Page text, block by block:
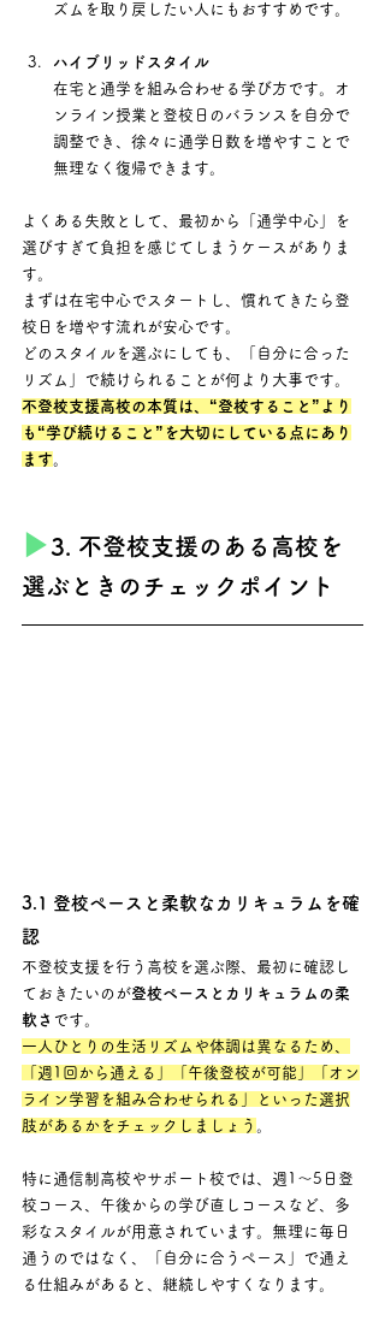
ズムを取り戻したい人にもおすすめです。
ハイブリッドスタイル
在宅と通学を組み合わせる学び方です。オ
ンライン授業と登校日のバランスを自分で
調整でき、徐々に通学日数を増やすことで
無理なく復帰できます。
よくある失敗として、最初から「通学中心」を
選びすぎて負担を感じてしまうケースがありま
す。
まずは在宅中心でスタートし、慣れてきたら登
校日を増やす流れが安心です。
どのスタイルを選ぶにしても、「自分に合った
リズム」で続けられることが何より大事です。
不登校支援高校の本質は、“登校すること”より
も“学び続けること”を大切にしている点にあり
ます。
▶︎ 3. 不登校支援のある高校を
選ぶときのチェックポイント
3.1 登校ペースと柔軟なカリキュラムを確
認
不登校支援を行う高校を選ぶ際、最初に確認し
ておきたいのが登校ペースとカリキュラムの柔
軟さ です。
一人ひとりの生活リズムや体調は異なるため、
「週1回から通える」「午後登校が可能」「オン
ライン学習を組み合わせられる」といった選択
肢があるかをチェックしましょう 。
特に通信制高校やサポート校では、週1〜5日登
校コース、午後からの学び直しコースなど、多
彩なスタイルが用意されています。無理に毎日
通うのではなく、「自分に合うペース」で通え
る仕組みがあると、継続しやすくなります。